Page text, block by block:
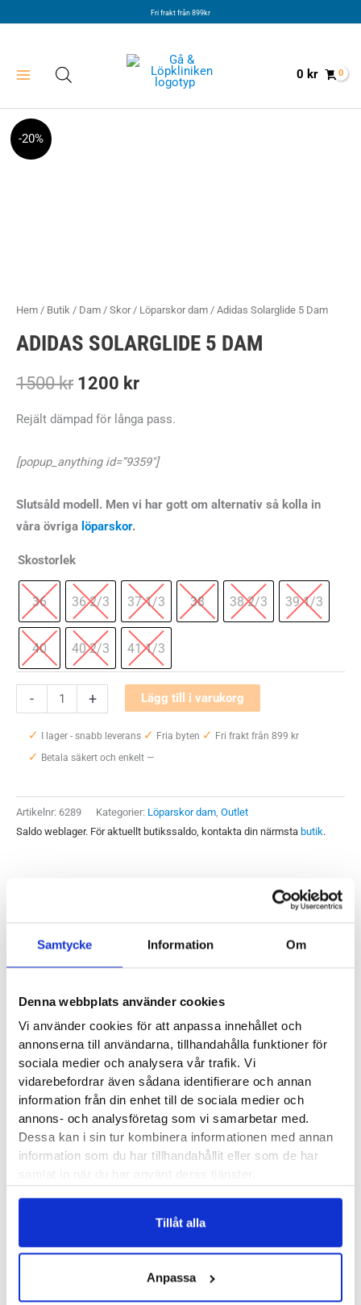
Samtycke Information Om
Denna webbplats använder cookies
Vi använder cookies för att anpassa innehållet och
annonserna till användarna, tillhandahålla funktioner för
sociala medier och analysera vår trafik. Vi
vidarebefordrar även sådana identifierare och annan
information från din enhet till de sociala medier och
annons- och analysföretag som vi samarbetar med.
Dessa kan i sin tur kombinera informationen med annan
information som du har tillhandahållit eller som de har
samlat in när du har använt deras tjänster.
Tillåt alla
Anpassa
Fri frakt från 899kr
0 kr
-20%
Hem / Butik / Dam / Skor/ Löparskor dam / Adidas Solarglide 5 Dam
ADIDAS SOLARGLIDE 5 DAM
1500kr Det
ursprungliga
1500 kr.
1200 krDet
nuvarande
1200 kr.
Rejält dämpad för långa pass.
[popup_anything id=”9359″]
Slutsåld modell. Men vi har gott om alternativ så kolla in
våra övriga löparskor.
Skostorlek
36 36 2/3 37 1/3 38 38 2/3 39 1/3
40 40 2/3 41 1/3
-
Solarglide
Dam
+ Lägg till i varukorg
✓ I lager - snabb leverans ✓ Fria byten ✓ Fri frakt från 899 kr
✓ Betala säkert och enkelt —
Artikelnr: 6289 Kategorier: Löparskor dam Outlet
Saldo weblager. För aktuellt butikssaldo, kontakta din närmsta butik.
Adidas Solarglide 5 är en löparsko som vi tycker fungerar
komfort och skydd även på de längsta passen. Solarglide 5
är helt klart en mängdträningssko som kommer klara många
mil på en rad varierade underlag men där asfalt och grus
kommer vara det primära du springer på. Vi upplever att
modellen blir lite tung de gånger vi haft den på snabbare
intervall- och tempopass. Vid de passen föredrar vi en lättare
modell. Men som sagt, det primära för Solarglide är
Höjd:Häl 36 mm – Framfot 26 mm
10 mm